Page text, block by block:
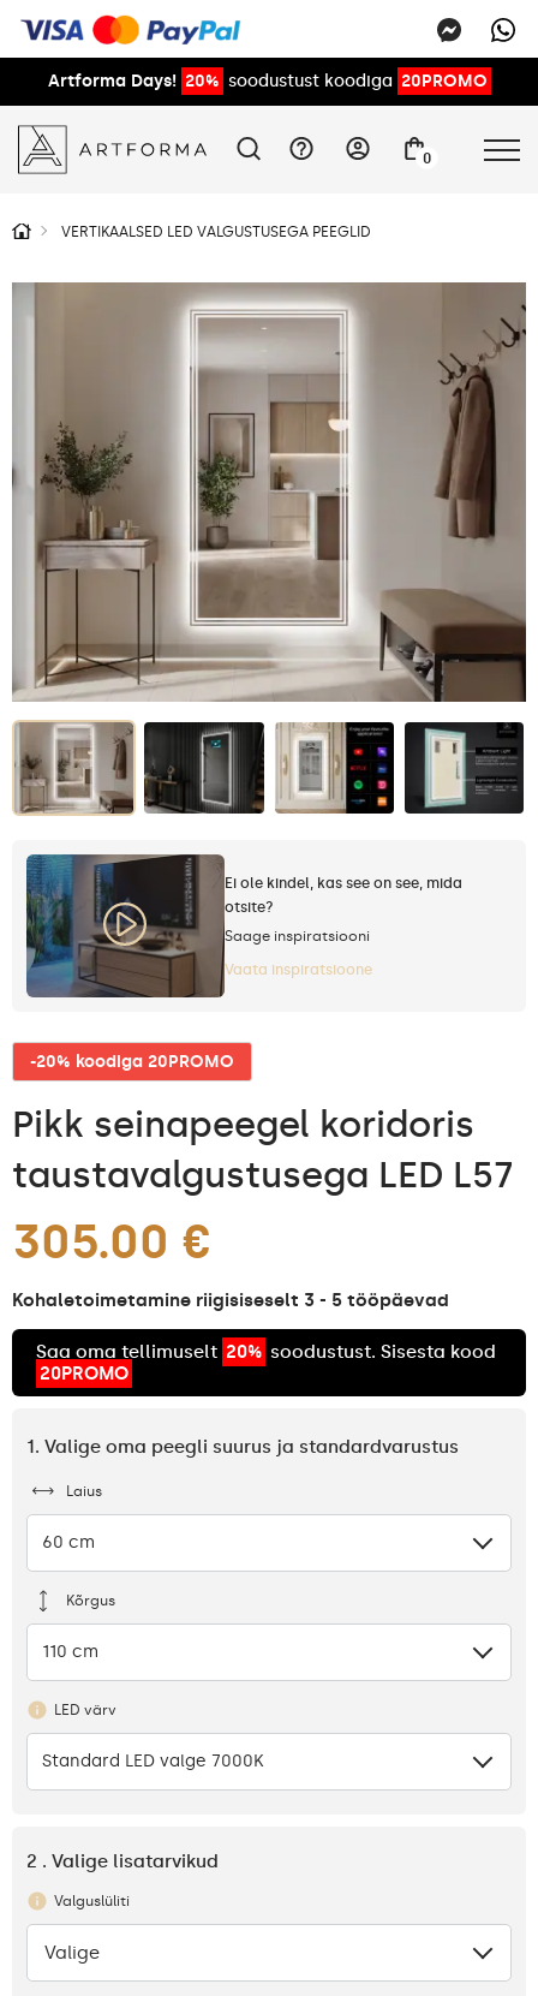
Artforma Days! 20% soodustust koodiga 20PROMO
0
VERTIKAALSED LED VALGUSTUSEGA PEEGLID
Ei ole kindel, kas see on see, mida
otsite?
Saage inspiratsiooni
Vaata inspiratsioone
-20% koodiga 20PROMO
Pikk seinapeegel koridoris
taustavalgustusega LED L57
305.00 €
Kohaletoimetamine riigisiseselt 3 - 5 tööpäevad
Saa oma tellimuselt 20% soodustust. Sisesta kood
20PROMO
1. Valige oma peegli suurus ja standardvarustus
Laius
60 cm
Kõrgus
110 cm
LED värv
Standard LED valge 7000K
2 . Valige lisatarvikud
Valguslüliti
Puudub
Valige